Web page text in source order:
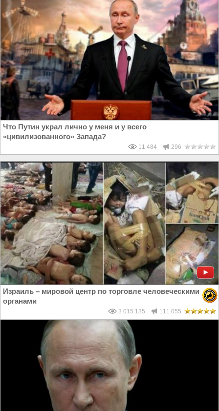
Что Путин украл лично у меня и у всего
«цивилизованного» Запада?
11 484 296
Израиль – мировой центр по торговле человеческими
органами
3 015 135 111 055